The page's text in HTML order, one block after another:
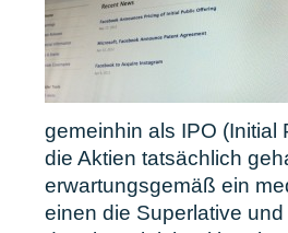
gemeinhin als IPO (Initial
die Aktien tatsächlich
erwartungsgemäß ein
einen die Superlative